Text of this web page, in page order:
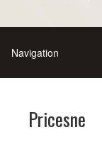
Pricesne